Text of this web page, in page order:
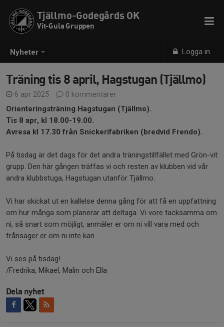
Nyheter Logga in
Tjällmo-Godegårds OK
Vit-Gula Gruppen
Träning tis 8 april, Hagstugan (Tjällmo)
6 apr 2025
0 kommentarer
Orienteringsträning Hagstugan (Tjällmo).
Tis 8 apr, kl 18.00-19.00.
Avresa kl 17.30 från Snickerifabriken (bredvid Frendo).
På tisdag är det dags för det andra träningstillfället med Grön-vit
grupp. Den här gången träffas vi och resten av klubben vid vår
andra klubbstuga, Hagstugan utanför Tjällmo.
Vi har skickat ut en kallelse denna gång för att få en uppfattning
om hur många som planerar att deltaga. Vi vore tacksamma om
ni, så snart som möjligt, anmäler er om ni vill vara med och
frånsäger er om ni inte kan.
Vi ses på tisdag!
/Fredrika, Mikael, Malin och Ella
Dela nyhet